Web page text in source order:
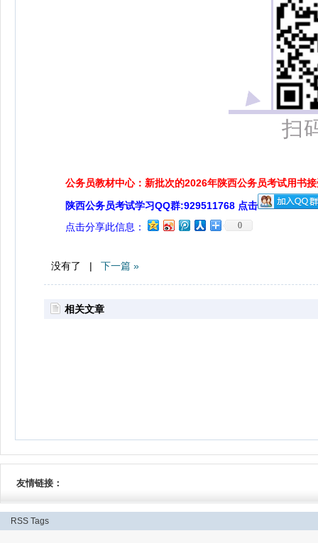
扫
公务员教材中心：新批次的2026年陕西公务员考试用书
陕西公务员考试学习QQ群:929511768 点击
点击分享此信息：
0
没有了 | 下一篇 »
相关文章
友情链接：
RSS Tags